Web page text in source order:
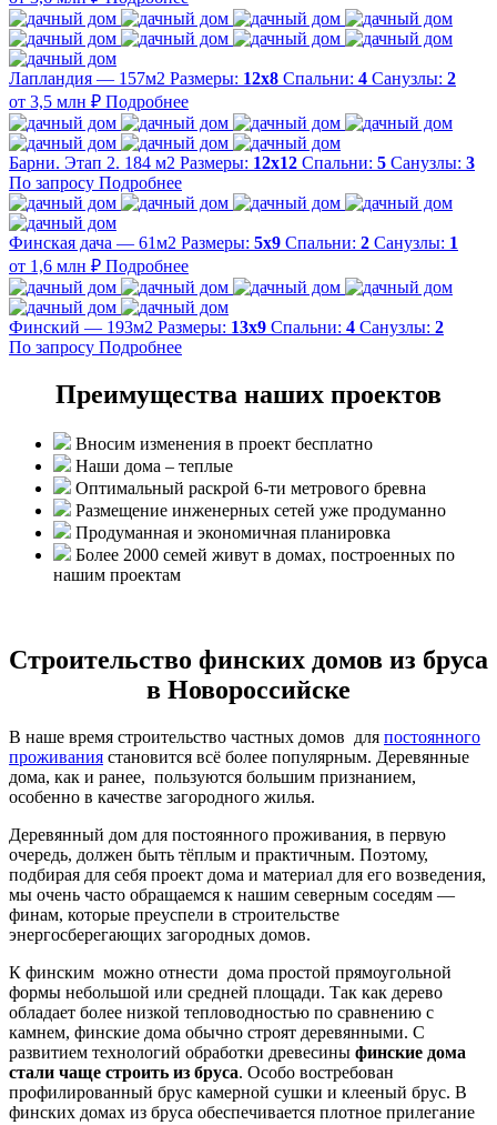
Лапландия — 157м2 Размеры: 12х8 Спальни: 4 Санузлы: 2
от 3,5 млн ₽ Подробнее
Барни. Этап 2. 184 м2 Размеры: 12х12 Спальни: 5 Санузлы: 3
По запросу Подробнее
Финская дача — 61м2 Размеры: 5х9 Спальни: 2 Санузлы: 1
от 1,6 млн ₽ Подробнее
Финский — 193м2 Размеры: 13х9 Спальни: 4 Санузлы: 2
По запросу Подробнее
Преимущества наших проектов
Вносим изменения в проект бесплатно
Наши дома – теплые
Оптимальный раскрой 6-ти метрового бревна
Размещение инженерных сетей уже продуманно
Продуманная и экономичная планировка
Более 2000 семей живут в домах, построенных по
нашим проектам
Строительство финских домов из бруса
в Новороссийске
В наше время строительство частных домов для постоянного
проживания становится всё более популярным. Деревянные
дома, как и ранее, пользуются большим признанием,
особенно в качестве загородного жилья.
Деревянный дом для постоянного проживания, в первую
очередь, должен быть тёплым и практичным. Поэтому,
подбирая для себя проект дома и материал для его возведения,
мы очень часто обращаемся к нашим северным соседям —
финам, которые преуспели в строительстве
энергосберегающих загородных домов.
К финским можно отнести дома простой прямоугольной
формы небольшой или средней площади. Так как дерево
обладает более низкой тепловодностью по сравнению с
камнем, финские дома обычно строят деревянными. С
развитием технологий обработки древесины финские дома
стали чаще строить из бруса. Особо востребован
профилированный брус камерной сушки и клееный брус. В
финских домах из бруса обеспечивается плотное прилегание